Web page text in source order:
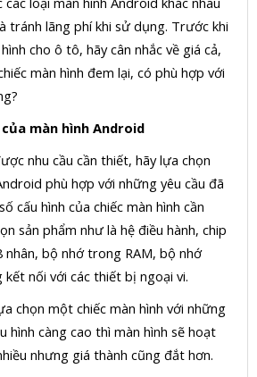
tránh lãng phí khi sử dụng. Trước khi
cho ô tô, hãy cân nhắc về giá cả,
màn hình đem lại, có phù hợp với
màn hình Android
nhu cầu cần thiết, hãy lựa chọn
phù hợp với những yêu cầu đã
cấu hình của chiếc màn hình cần
sản phẩm như là hệ điều hành, chip
nhân, bộ nhớ trong RAM, bộ nhớ
kết nối với các thiết bị ngoại vi.
chọn một chiếc màn hình với những
hình càng cao thì màn hình sẽ hoạt
nhưng giá thành cũng đắt hơn.